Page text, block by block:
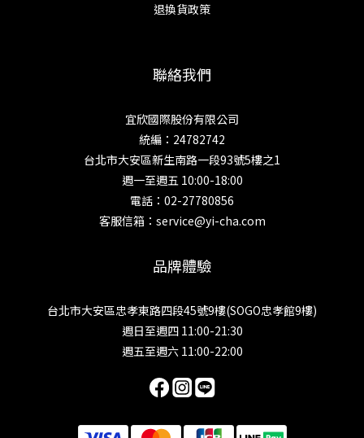
退換貨政策
聯絡我們
宜欣國際股份有限公司
統編：24782742
台北市大安區新生南路一段93號5樓之1
週一至週五 10:00-18:00
電話：02-27780856
客服信箱：service@yi-cha.com
品牌體驗
台北市大安區忠孝東路四段45號9樓(SOGO忠孝館9樓)
週日至週四 11:00-21:30
週五至週六 11:00-22:00